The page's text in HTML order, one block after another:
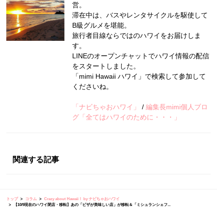
営。
滞在中は、バスやレンタサイクルを駆使して
B級グルメを堪能。
旅行者目線ならではのハワイをお届けしま
す。
LINEのオープンチャットでハワイ情報の配信
をスタートしました。
「mimi Hawaii ハワイ」で検索して参加して
くださいね。
「ナビちゃおハワイ」 /編集長mimi個人ブロ
グ「全てはハワイのために・・・」
関連する記事
トップ コラム
Crazy about Hawaii！ by ナビちゃおハワイ
【10/9現在のハワイ閉店・移転】あの「ピザが美味しい店」が移転＆「ミシュランシェフ...